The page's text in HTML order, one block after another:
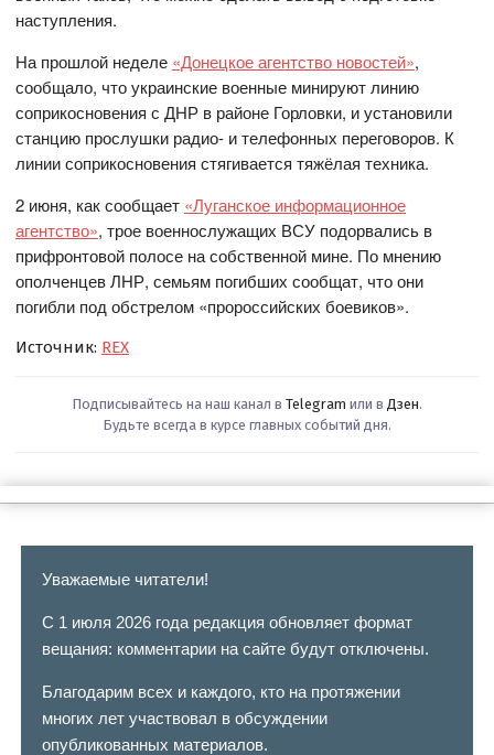
наступления.
На прошлой неделе «Донецкое агентство новостей»,
сообщало, что украинские военные минируют линию
соприкосновения с ДНР в районе Горловки, и установили
станцию прослушки радио- и телефонных переговоров. К
линии соприкосновения стягивается тяжёлая техника.
2 июня, как сообщает «Луганское информационное
агентство», трое военнослужащих ВСУ подорвались в
прифронтовой полосе на собственной мине. По мнению
ополченцев ЛНР, семьям погибших сообщат, что они
погибли под обстрелом «пророссийских боевиков».
Источник: REX
Подписывайтесь на наш канал в Telegram или в Дзен.
Будьте всегда в курсе главных событий дня.
Уважаемые читатели!
С 1 июля 2026 года редакция обновляет формат
вещания: комментарии на сайте будут отключены.
Благодарим всех и каждого, кто на протяжении
многих лет участвовал в обсуждении
опубликованных материалов.